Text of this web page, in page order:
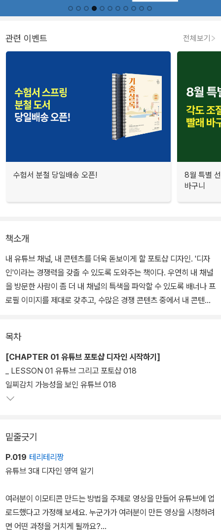
관련 이벤트 전체보기
수험서 분철 당일배송 오픈!
8월 특별
바구니
책소개
내 유튜브 채널, 내 콘텐츠를 더욱 돋보이게 할 포토샵 디자인. '디자
인'이라는 경쟁력을 갖출 수 있도록 도와주는 책이다. 우연히 내 채널
을 방문한 사람이 좀 더 내 채널의 특색을 파악할 수 있도록 배너나 프
로필 이미지를 제대로 갖추고, 수많은 경쟁 콘텐츠 중에서 내 콘텐츠
풍성해지고, 채널은 활기가 넘칠 것이다.
목차
[CHAPTER 01 유튜브 포토샵 디자인 시작하기]
_ LESSON 01 유튜브 그리고 포토샵 018
일찌감치 가능성을 보인 유튜브 018
밑줄긋기
P.019 테리테리짱
유튜브 3대 디자인 영역 알기
여러분이 이모티콘 만드는 방법을 주제로 영상을 만들어 유튜브에 업
로드했다고 가정해 보세요. 누군가가 여러분이 만든 영상을 시청하려
면 어떤 과정을 거치게 될까요?